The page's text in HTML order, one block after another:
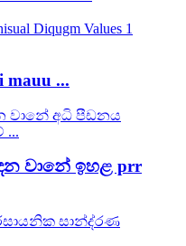
...
වානේ ඉහළ prr